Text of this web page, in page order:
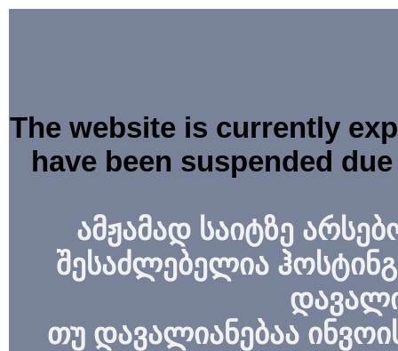
The website is currently
have been suspended
ამჟამად საიტზე
შესაძლებელია
თუ დავალიანებაა